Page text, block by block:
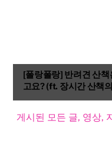
[폴랑폴랑] 반려견 산
고요? (ft. 장시간 산책
게시된 모든 글, 영상,